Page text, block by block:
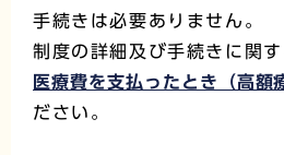
手続きは必要ありません。
制度の詳細及び手続きに関す
医療費を支払ったとき（高額
ださい。